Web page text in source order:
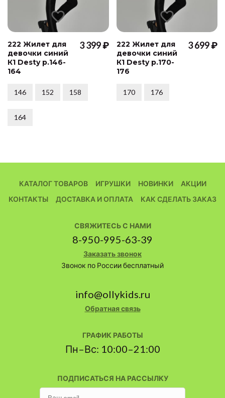
222 Жилет для
девочки синий
К1 Desty р.146-
164
3 399 ₽
146 152 158
164
222 Жилет для
девочки синий
К1 Desty р.170-
176
3 699 ₽
170 176
КАТАЛОГ ТОВАРОВ ИГРУШКИ НОВИНКИ
АКЦИИ
КОНТАКТЫ
ДОСТАВКА И ОПЛАТА КАК СДЕЛАТЬ ЗАКАЗ
ПОДПИСАТЬСЯ НА РАССЫЛКУ
СВЯЖИТЕСЬ С НАМИ
8-950-995-63-39
Заказать звонок
Звонок по России бесплатный
info@ollykids.ru
Обратная связь
ГРАФИК РАБОТЫ
Пн–Вс: 10:00–21:00